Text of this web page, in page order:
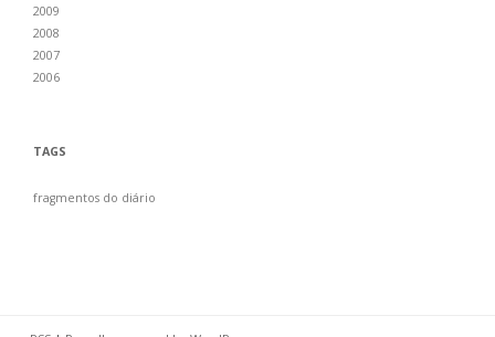
2009
2008
2007
2006
TAGS
fragmentos do diário